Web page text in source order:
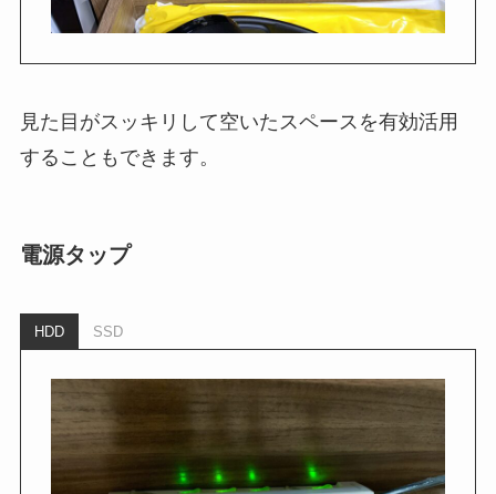
見た目がスッキリして空いたスペースを有効活用
することもできます。
電源タップ
HDD SSD